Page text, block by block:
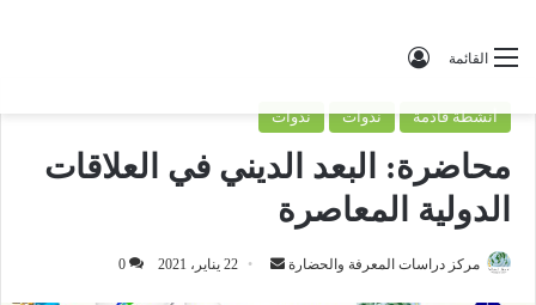
القائمة
أنشطة قادمة ندوات ندوات
محاضرة: البعد الديني في العلاقات
الدولية المعاصرة
مركز دراسات المعرفة والحضارة 22 يناير، 2021 0